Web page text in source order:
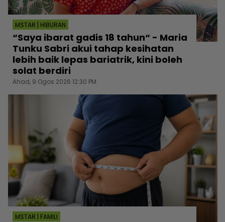
MSTAR | HIBURAN
“Saya ibarat gadis 18 tahun“ - Maria
Tunku Sabri akui tahap kesihatan
lebih baik lepas bariatrik, kini boleh
solat berdiri
Ahad, 9 Ogos 2026 12:30 PM
MSTAR | FAMILI